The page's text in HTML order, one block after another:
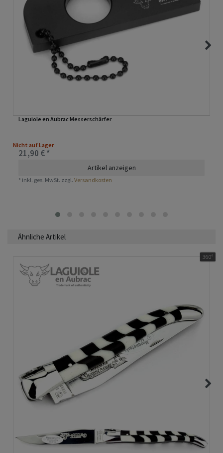
Laguiole en Aubrac Messerschärfer
Nicht auf Lager
21,90 € *
Artikel anzeigen
* inkl. ges. MwSt. zzgl.Versandkosten
Ähnliche Artikel
360°